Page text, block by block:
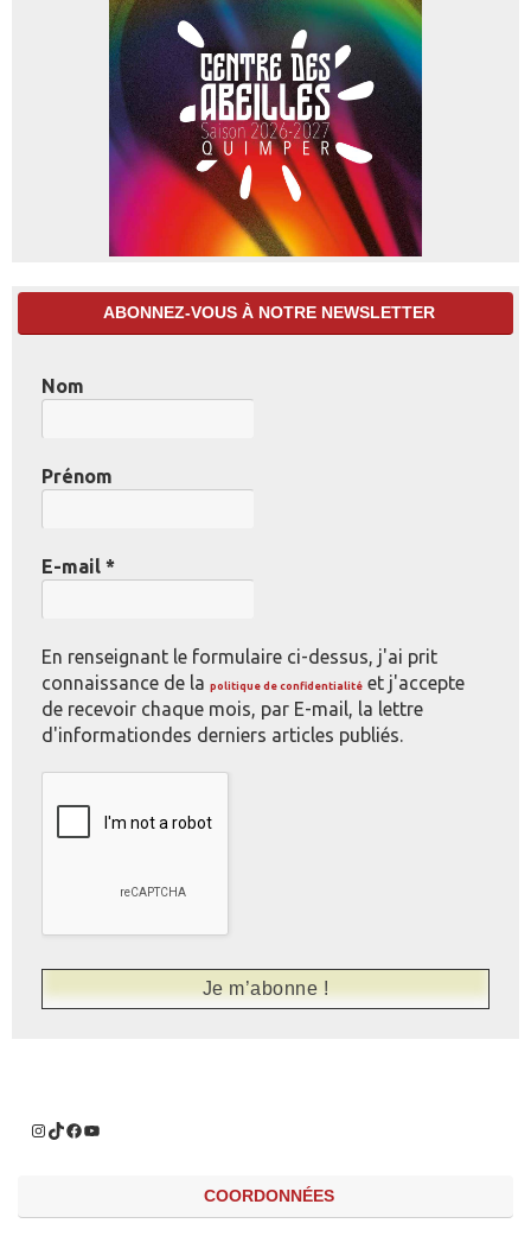
ABONNEZ-VOUS À NOTRE NEWSLETTER
Nom
Prénom
E-mail *
En renseignant le formulaire ci-dessus, j'ai prit
connaissance de la politique de confidentialité et j'accepte
de recevoir chaque mois, par E-mail, la lettre
d'informationdes derniers articles publiés.
COORDONNÉES